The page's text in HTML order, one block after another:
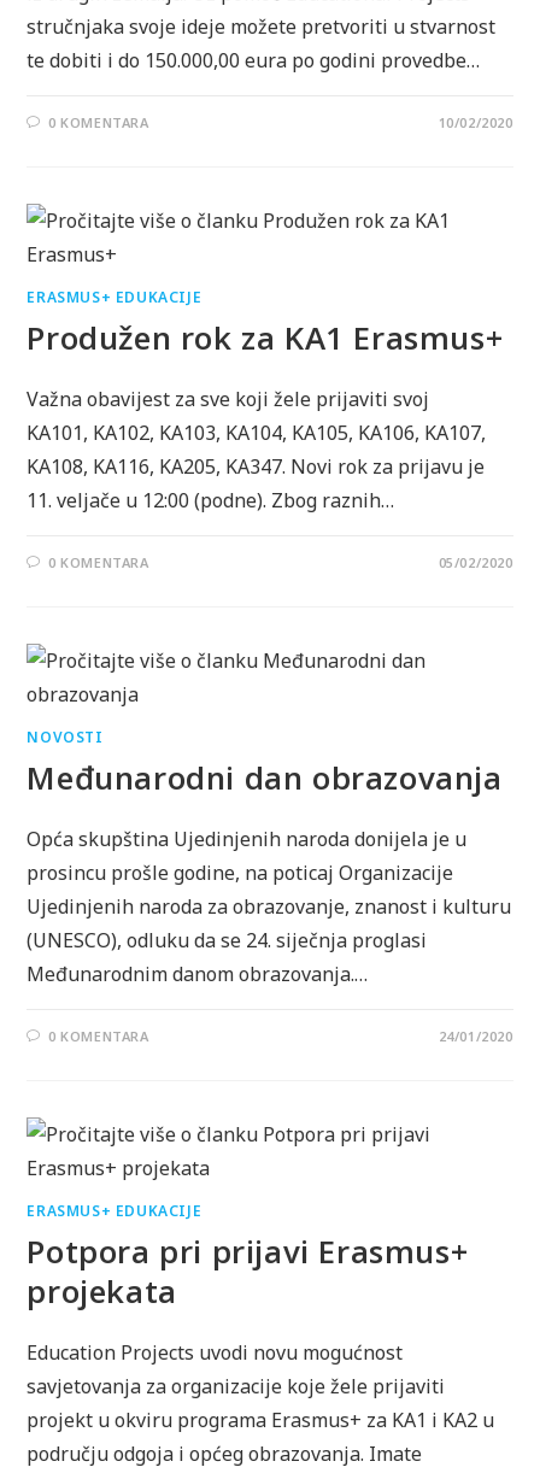
stručnjaka svoje ideje možete pretvoriti u stvarnost
te dobiti i do 150.000,00 eura po godini provedbe…
0 KOMENTARA 10/02/2020
ERASMUS+ EDUKACIJE
Produžen rok za KA1 Erasmus+
Važna obavijest za sve koji žele prijaviti svoj
KA101, KA102, KA103, KA104, KA105, KA106, KA107,
KA108, KA116, KA205, KA347. Novi rok za prijavu je
11. veljače u 12:00 (podne). Zbog raznih…
0 KOMENTARA 05/02/2020
NOVOSTI
Međunarodni dan obrazovanja
Opća skupština Ujedinjenih naroda donijela je u
prosincu prošle godine, na poticaj Organizacije
Ujedinjenih naroda za obrazovanje, znanost i kulturu
(UNESCO), odluku da se 24. siječnja proglasi
Međunarodnim danom obrazovanja.…
0 KOMENTARA 24/01/2020
ERASMUS+ EDUKACIJE
Potpora pri prijavi Erasmus+
projekata
Education Projects uvodi novu mogućnost
savjetovanja za organizacije koje žele prijaviti
projekt u okviru programa Erasmus+ za KA1 i KA2 u
području odgoja i općeg obrazovanja. Imate